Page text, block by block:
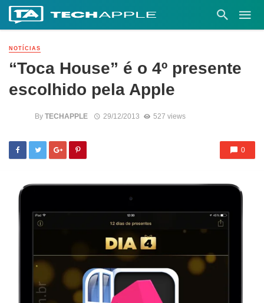
NOTÍCIAS
“Toca House” é o 4º presente
escolhido pela Apple
By TECHAPPLE 29/12/2013 527 views
0